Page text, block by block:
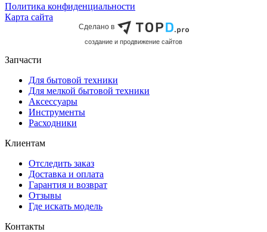
Политика конфиденциальности
Карта сайта
Сделано в
cоздание и продвижение сайтов
Запчасти
Для бытовой техники
Для мелкой бытовой техники
Аксессуары
Инструменты
Расходники
Клиентам
Отследить заказ
Доставка и оплата
Гарантия и возврат
Отзывы
Где искать модель
Контакты